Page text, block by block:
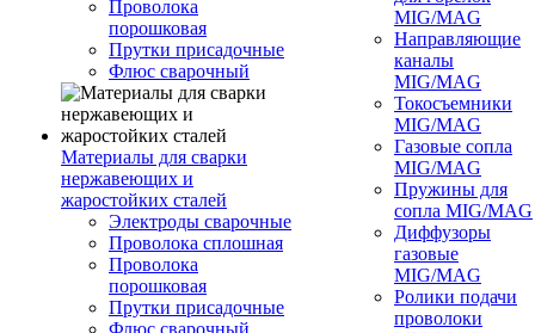
Проволока
порошковая
Прутки присадочные
Флюс сварочный
Материалы для сварки
нержавеющих и
жаростойких сталей
Электроды сварочные
Проволока сплошная
Проволока
порошковая
Прутки присадочные
Флюс сварочный
MIG/MAG
Направляющие
каналы
MIG/MAG
Токосъемники
MIG/MAG
Газовые сопла
MIG/MAG
Пружины для
сопла MIG/MAG
Диффузоры
газовые
MIG/MAG
Ролики подачи
проволоки